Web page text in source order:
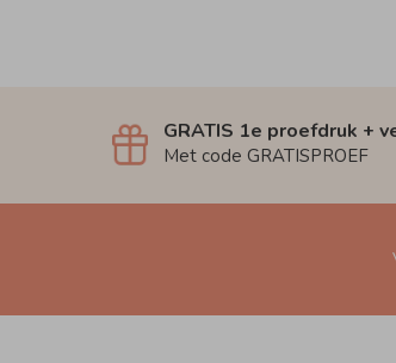
GRATIS 1e proefdruk +
Met code GRATISPROEF